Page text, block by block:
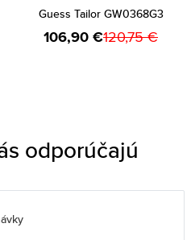
Guess Tailor GW0368G3
106,90 €120,75 €
odporúčajú